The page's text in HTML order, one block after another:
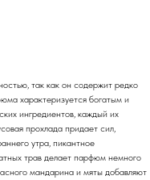
так как он содержит редко
характеризуется богатым и
ингредиентов, каждый их
прохлада придает сил,
утра, пикантное
трав делает парфюм немного
мандарина и мяты добавляют